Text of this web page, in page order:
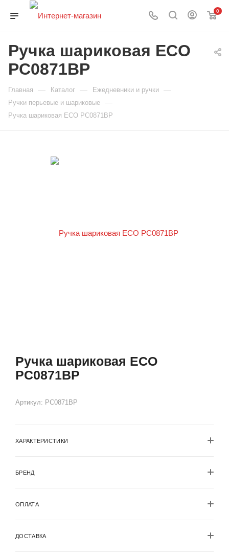
0
Ручка шариковая ECO
PC0871BP
Главная — Каталог — Ежедневники и ручки —
Ручки перьевые и шариковые —
Ручка шариковая ECO PC0871BP
Ручка шариковая ECO
PC0871BP
Артикул: PC0871BP
ХАРАКТЕРИСТИКИ
БРЕНД
ОПЛАТА
ДОСТАВКА